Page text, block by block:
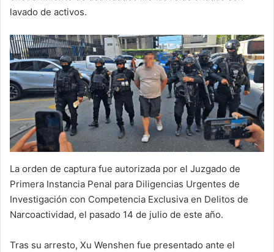
lavado de activos.
La orden de captura fue autorizada por el Juzgado de
Primera Instancia Penal para Diligencias Urgentes de
Investigación con Competencia Exclusiva en Delitos de
Narcoactividad, el pasado 14 de julio de este año.
Tras su arresto, Xu Wenshen fue presentado ante el